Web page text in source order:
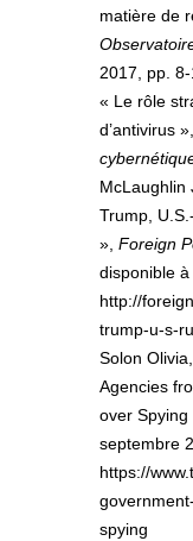
matière de
2017, pp. 8-
« Le rôle
d’antivirus »,
McLaughlin
Trump,
», Foreign
disponible à
http://
trump-u-s-
Solon
Agencies
over Spying
septembre
https://
spying